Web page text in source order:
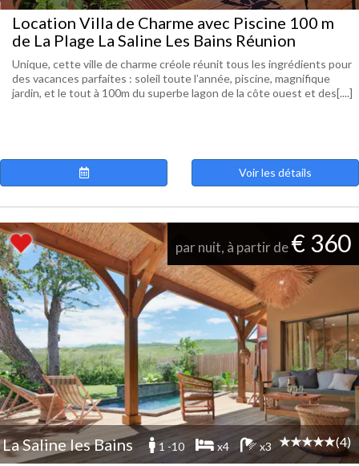
Location Villa de Charme avec Piscine 100 m
de La Plage La Saline Les Bains Réunion
Unique, cette ville de charme créole réunit tous les ingrédients pour
des vacances parfaites : soleil toute l’année, piscine, magnifique
jardin, et le tout à 100m du superbe lagon de la côte ouest et des[....]
Voir les détails
par nuit, à partir de€ 360
La Saline les Bains 1 -10 x4 x3 (4)